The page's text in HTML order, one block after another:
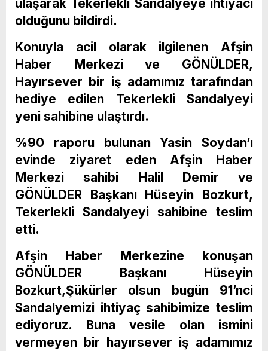
ulaşarak Tekerlekli Sandalyeye ihtiyacı
olduğunu bildirdi.
Konuyla acil olarak ilgilenen Afşin
Haber Merkezi ve GÖNÜLDER,
Hayırsever bir iş adamımız tarafından
hediye edilen Tekerlekli Sandalyeyi
yeni sahibine ulaştırdı.
%90 raporu bulunan Yasin Soydan’ı
evinde ziyaret eden Afşin Haber
Merkezi sahibi Halil Demir ve
GÖNÜLDER Başkanı Hüseyin Bozkurt,
Tekerlekli Sandalyeyi sahibine teslim
etti.
Afşin Haber Merkezine konuşan
GÖNÜLDER Başkanı Hüseyin
Bozkurt,Şükürler olsun bugün 91’nci
Sandalyemizi ihtiyaç sahibimize teslim
ediyoruz. Buna vesile olan ismini
vermeyen bir hayırsever iş adamımız